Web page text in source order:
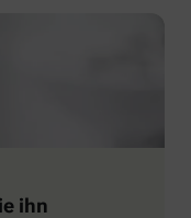
ihn